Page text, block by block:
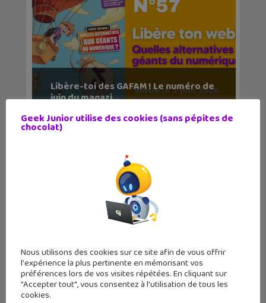
Libère-toi des GAFAM ! Le numéro de
juin du magazi...
Geek Junior utilise des cookies (sans pépites de
chocolat)
Nous utilisons des cookies sur ce site afin de vous offrir
l'expérience la plus pertinente en mémorisant vos
préférences lors de vos visites répétées. En cliquant sur
"Accepter tout", vous consentez à l'utilisation de tous les
cookies.